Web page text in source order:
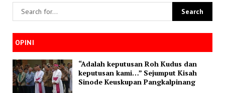
OPINI
“Adalah keputusan Roh Kudus dan
keputusan kami…” Sejumput Kisah
Sinode Keuskupan Pangkalpinang